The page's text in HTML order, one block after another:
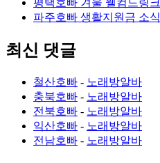
파주호빠 생활지원금 소식
최신 댓글
철산호빠 - 노래방알바
충북호빠 - 노래방알바
전북호빠 - 노래방알바
익산호빠 - 노래방알바
전남호빠 - 노래방알바